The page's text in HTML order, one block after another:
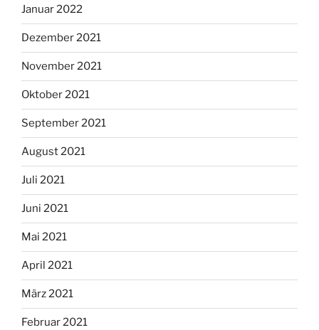
Januar 2022
Dezember 2021
November 2021
Oktober 2021
September 2021
August 2021
Juli 2021
Juni 2021
Mai 2021
April 2021
März 2021
Februar 2021